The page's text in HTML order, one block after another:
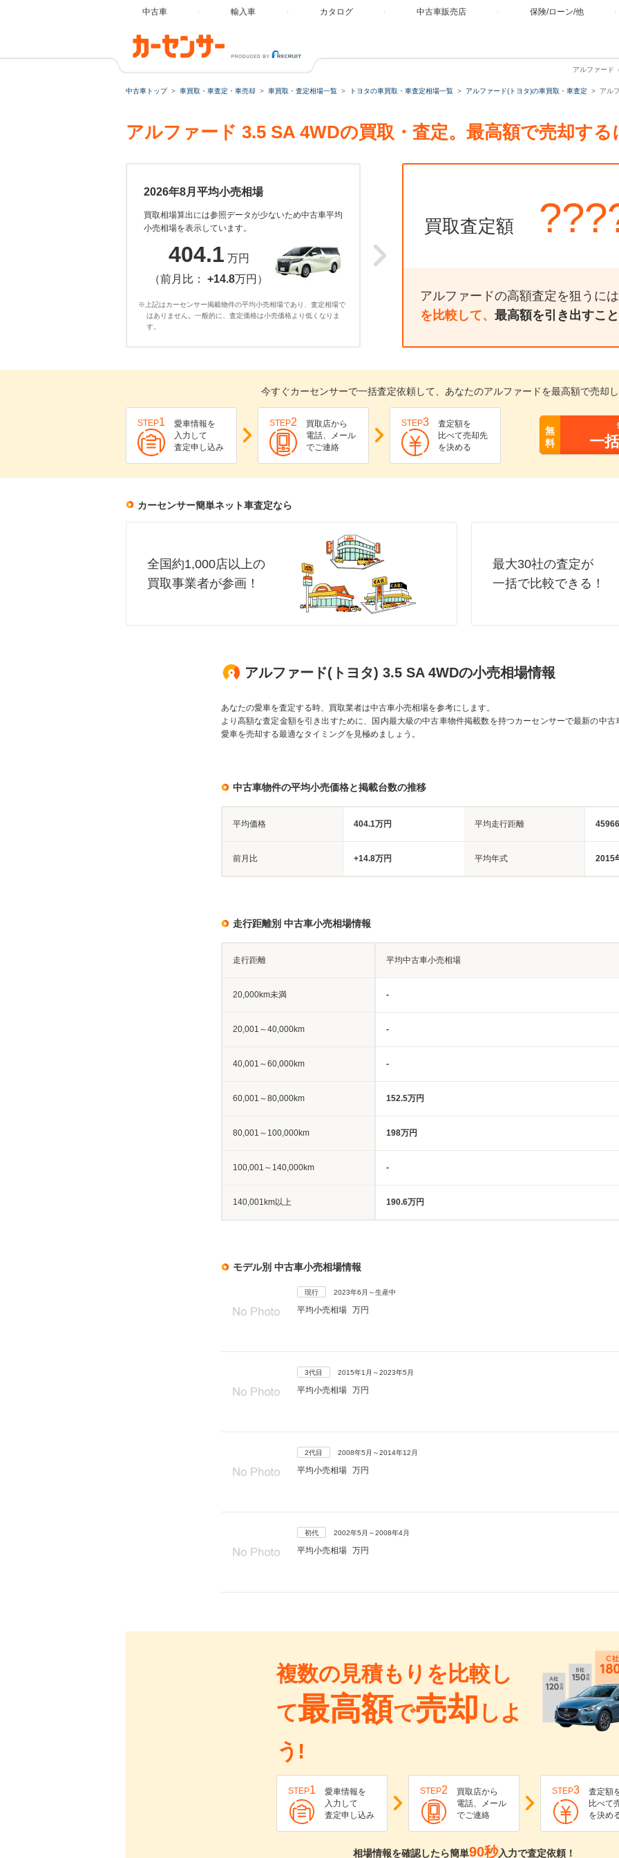
中古車 輸入車 カタログ 中古車販売店 保険/ローン/他
アルファード
中古車トップ 車買取・車査定・車売却 車買取・査定相場一覧 トヨタの車買取・車査定相場一覧 アルファード(トヨタ)の車買取・車査定 アル
アルファード 3.5 SA 4WDの買取・査定。最高額で売却する
2026年8月平均小売相場
買取相場算出には参照データが少ないため中古車平均
小売相場を表示しています。
404.1 万円
（前月比： +14.8万円）
※上記はカーセンサー掲載物件の平均小売相場であり、査定相場で
はありません。一般的に、査定価格は小売価格より低くなりま
す。
買取査定額
アルファードの高額査定を狙うには
を比較して、 最高額を引き出すこ
今すぐカーセンサーで一括査定依頼して、あなたのアルファードを最高額で売却し
STEP1
愛車情報を
入力して
査定申し込み
STEP2
買取店から
電話、メール
でご連絡
STEP3
査定額を
比べて売却先
を決める
無
料
一
カーセンサー簡単ネット車査定なら
全国約1,000店以上の
買取事業者が参画！
最大30社の査定が
一括で比較できる！
アルファード(トヨタ) 3.5 SA 4WDの小売相場情報
あなたの愛車を査定する時、買取業者は中古車小売相場を参考にします。
より高額な査定金額を引き出すために、国内最大級の中古車物件掲載数を持つカーセンサーで最新の中古
愛車を売却する最適なタイミングを見極めましょう。
中古車物件の平均小売価格と掲載台数の推移
平均価格 404.1万円 平均走行距離
前月比 +14.8万円 平均年式 2015
走行距離別 中古車小売相場情報
走行距離 平均中古車小売相場
20,000km未満 -
20,001～40,000km -
40,001～60,000km -
60,001～80,000km 152.5万円
80,001～100,000km 198万円
100,001～140,000km -
140,001km以上 190.6万円
モデル別 中古車小売相場情報
現行 2023年6月～生産中
平均小売相場 万円
3代目 2015年1月～2023年5月
平均小売相場 万円
2代目 2008年5月～2014年12月
平均小売相場 万円
初代 2002年5月～2008年4月
平均小売相場 万円
複数の見積もりを比較し
て最高額で売却 しよ
う!
STEP1
愛車情報を
入力して
査定申し込み
STEP2
買取店から
電話、メール
でご連絡
STEP3
査定額
比べて
を決め
相場情報を確認したら簡単90秒入力で査定依頼！